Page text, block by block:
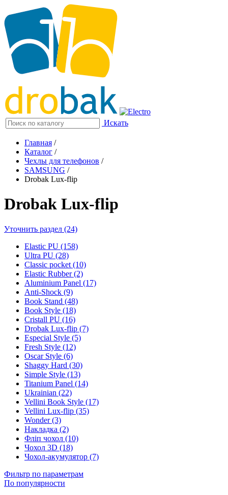
Искать
Главная /
Каталог /
Чехлы для телефонов /
SAMSUNG /
Drobak Lux-flip
Drobak Lux-flip
Уточнить раздел (24)
Elastic PU (158)
Ultra PU (28)
Classic pocket (10)
Elastic Rubber (2)
Aluminium Panel (17)
Anti-Shock (9)
Book Stand (48)
Book Style (18)
Cristall PU (16)
Drobak Lux-flip (7)
Especial Style (5)
Fresh Style (12)
Oscar Style (6)
Shaggy Hard (30)
Simple Style (13)
Titanium Panel (14)
Ukrainian (22)
Vellini Book Style (17)
Vellini Lux-flip (35)
Wonder (3)
Накладка (2)
Фліп чохол (10)
Чохол 3D (18)
Чохол-акумулятор (7)
Фильтр по параметрам
По популярности